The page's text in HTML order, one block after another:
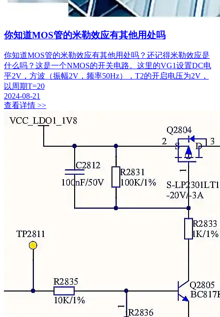
你知道MOS管的米勒效应有其他用处吗
你知道MOS管的米勒效应有其他用处吗？还记得米勒效应是
什么吗？这是一个NMOS的开关电路。这里的VG1设置DC电
平2V，方波（振幅2V，频率50Hz），T2的开启电压为2V，
以周期T=20
2024-08-21
查看详情 >>